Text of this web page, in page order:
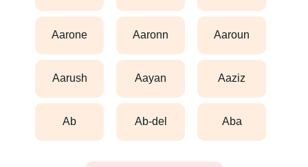
aarone aaronn aaroun
aarush aayan aaziz
ab ab-del aba